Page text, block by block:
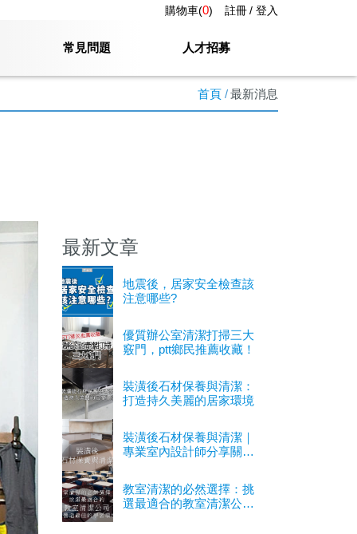
註冊 登入
購物車(0)
常見問題 人才招募
首頁 最新消息
最新文章
地震後，居家安全檢查該
注意哪些?
優質辦公室清潔打掃三大
竅門，ptt鄉民推薦收藏！
裝潢後石材保養與清潔：
打造持久美麗的居家環境
裝潢後石材保養與清潔｜
專業室內設計師分享關鍵
教室清潔的必然選擇：挑
選最適合的教室清潔公司